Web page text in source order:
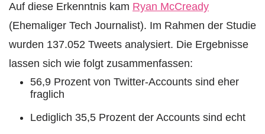
Auf diese Erkenntnis kam Ryan McCready
(Ehemaliger Tech Journalist). Im Rahmen der Studie
wurden 137.052 Tweets analysiert. Die Ergebnisse
lassen sich wie folgt zusammenfassen:
56,9 Prozent von Twitter-Accounts sind eher
fraglich
Lediglich 35,5 Prozent der Accounts sind echt